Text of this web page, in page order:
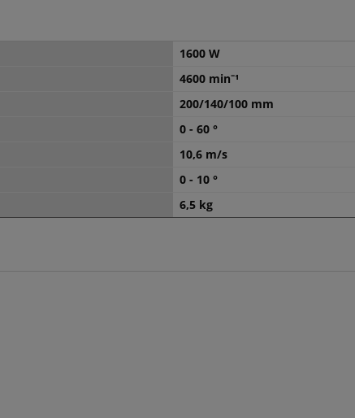
1600 W
4600 min⁻¹
200/140/100 mm
0 - 60 °
10,6 m/s
0 - 10 °
6,5 kg